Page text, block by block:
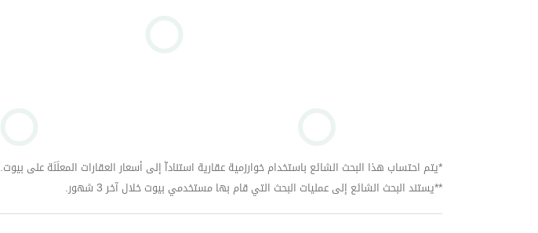
*يتم احتساب هذا البحث الشائع باستخدام خوارزمية عقارية استناداّ إلى أسعار العقارات المعلَنَة على بيوت.
**يستند البحث الشائع إلى عمليات البحث التي قام بها مستخدمي بيوت خلال آخر 3 شهور.